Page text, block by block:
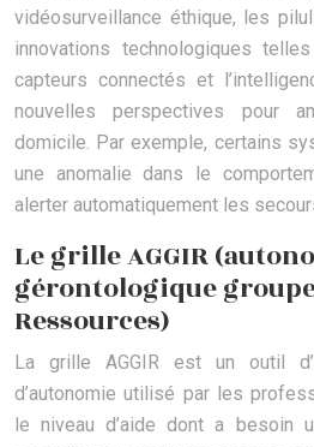
vidéosurveillance éthique, les
innovations technologiques
capteurs connectés et
nouvelles perspectives pour
domicile. Par exemple, certains
une anomalie dans le
alerter automatiquement les
Le grille AGGIR
gérontologique
Ressources)
La grille AGGIR est un outil
d’autonomie utilisé par les
le niveau d’aide dont a besoin